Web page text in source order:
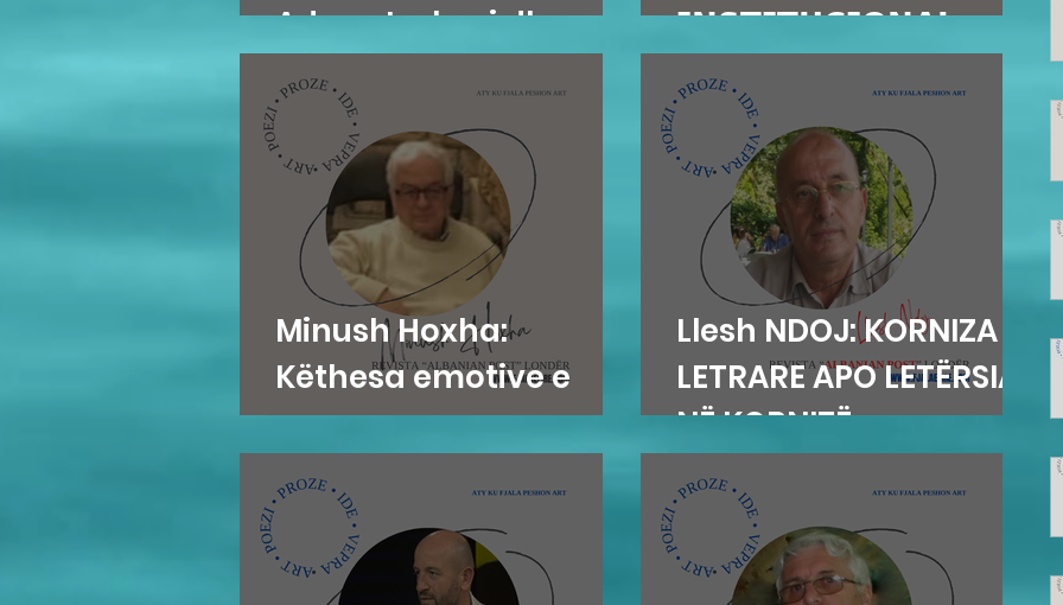
Adem Jashari dhe...
𝗜𝗡𝗦𝗧𝗜𝗧𝗨𝗖𝗜𝗢𝗡𝗔𝗟...
Minush Hoxha:
Këthesa emotive e
zemres
Llesh NDOJ: KORNIZA
LETRARE APO LETËRSIA
NË KORNIZË